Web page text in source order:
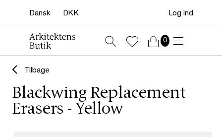
Log ind
0
Tilbage
Blackwing Replacement
Erasers - Yellow